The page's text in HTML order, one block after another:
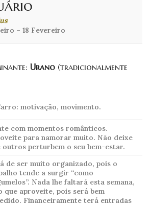
– 18 Fevereiro
Urano (tradicionalmente
motivação, movimento.
com momentos românticos.
para namorar muito. Não deixe
outros perturbem o seu bem-estar.
de ser muito organizado, pois o
tende a surgir “como
Nada lhe faltará esta semana,
que aproveite, pois será bem
Financeiramente terá entradas